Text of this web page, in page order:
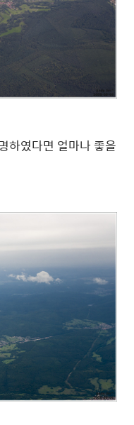
하였다면 얼마나 좋을